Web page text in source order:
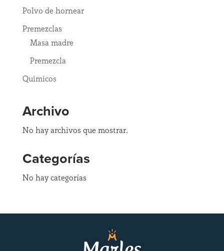
Polvo de hornear
Premezclas
Masa madre
Premezcla
Quimicos
Archivo
No hay archivos que mostrar.
Categorías
No hay categorías